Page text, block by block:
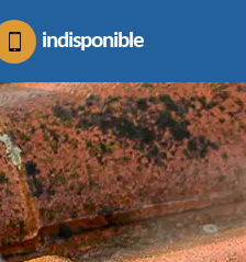
indisponible